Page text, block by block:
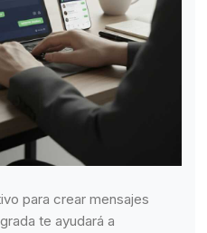
para crear mensajes
te ayudará a